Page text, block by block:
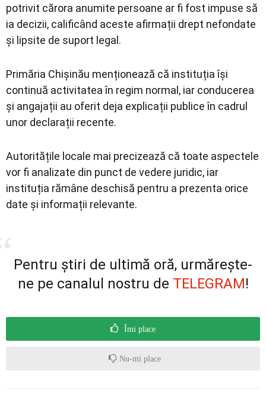
potrivit cărora anumite persoane ar fi fost impuse să
ia decizii, calificând aceste afirmații drept nefondate
și lipsite de suport legal.
Primăria Chișinău menționează că instituția își
continuă activitatea în regim normal, iar conducerea
și angajații au oferit deja explicații publice în cadrul
unor declarații recente.
Autoritățile locale mai precizează că toate aspectele
vor fi analizate din punct de vedere juridic, iar
instituția rămâne deschisă pentru a prezenta orice
date și informații relevante.
Pentru știri de ultimă oră, urmărește-
ne pe canalul nostru de TELEGRAM!
Îmi place
Nu-mi place